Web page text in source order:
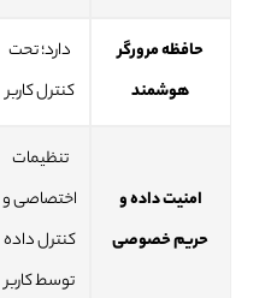
حافظه مرورگر
هوشمند
دارد؛ تحت
کنترل کاربر
امنیت داده و
حریم خصوصی
تنظیمات
اختصاصی و
کنترل داده
توسط کاربر